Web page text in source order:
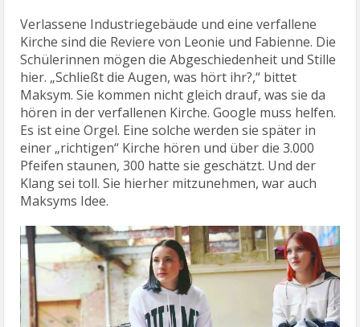
Verlassene Industriegebäude und eine verfallene
Kirche sind die Reviere von Leonie und Fabienne. Die
Schülerinnen mögen die Abgeschiedenheit und Stille
hier. „Schließt die Augen, was hört ihr?,“ bittet
Maksym. Sie kommen nicht gleich drauf, was sie da
hören in der verfallenen Kirche. Google muss helfen.
Es ist eine Orgel. Eine solche werden sie später in
einer „richtigen“ Kirche hören und über die 3.000
Pfeifen staunen, 300 hatte sie geschätzt. Und der
Klang sei toll. Sie hierher mitzunehmen, war auch
Maksyms Idee.